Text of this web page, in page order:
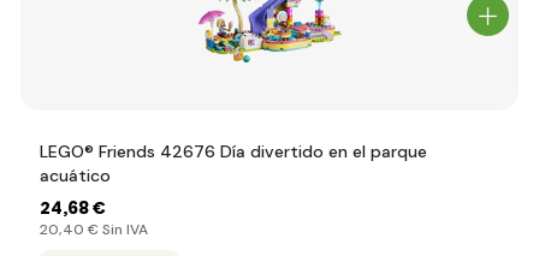
LEGO® Friends 42676 Día divertido en el parque
acuático
24,68 €
20,40 € Sin IVA